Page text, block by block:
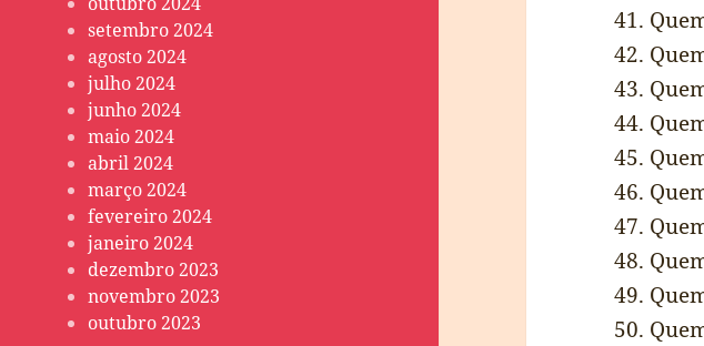
setembro 2024
agosto 2024
julho 2024
junho 2024
maio 2024
abril 2024
março 2024
fevereiro 2024
janeiro 2024
dezembro 2023
novembro 2023
outubro 2023
41.
42.
43.
44.
45.
46.
47.
48.
49.
50.